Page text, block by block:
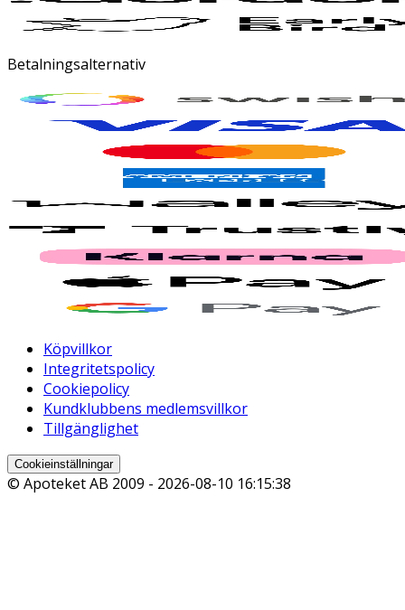
Betalningsalternativ
Köpvillkor
Integritetspolicy
Cookiepolicy
Kundklubbens medlemsvillkor
Tillgänglighet
Cookieinställningar
© Apoteket AB 2009 - 2026-08-10 16:15:38